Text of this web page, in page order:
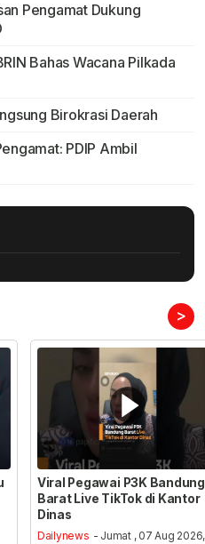
Pengamat Dukung
Bahas Wacana Pilkada
Birokrasi Daerah
PDIP Ambil
>
Viral Pegawai P3K Bandung
Barat Live TikTok di Kantor
Dinas
Dailynews - Jumat , 07 Aug 2026,